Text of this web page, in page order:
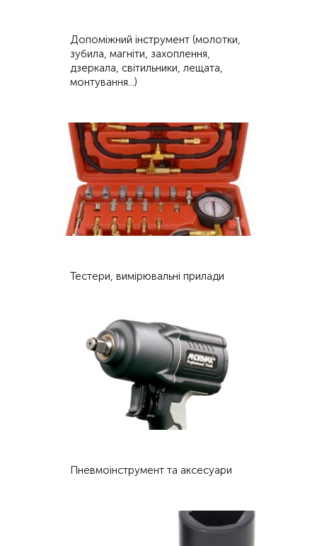
Допоміжний інструмент (молотки,
зубила, магніти, захоплення,
дзеркала, світильники, лещата,
монтування...)
Тестери, вимірювальні прилади
Пневмоінструмент та аксесуари